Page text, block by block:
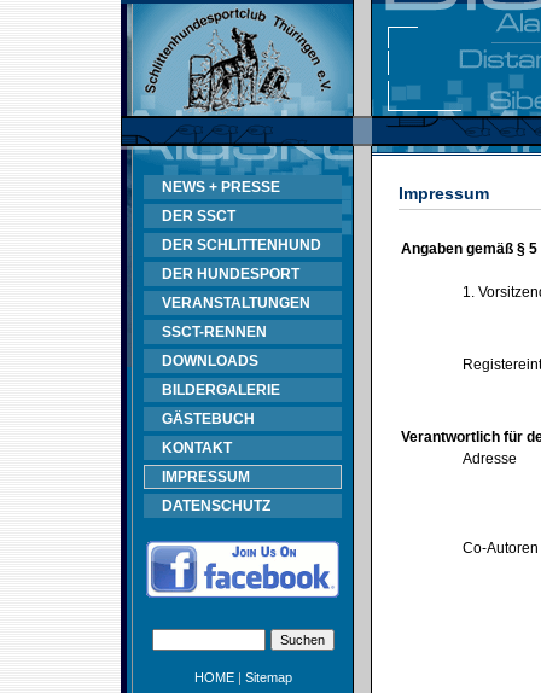
NEWS + PRESSE
DER SSCT
DER SCHLITTENHUND
DER HUNDESPORT
VERANSTALTUNGEN
SSCT-RENNEN
DOWNLOADS
BILDERGALERIE
GÄSTEBUCH
KONTAKT
IMPRESSUM
DATENSCHUTZ
HOME| Sitemap
Impressum
Angaben gemäß § 5
1.
Verantwortlich für
Adresse
Co-Autoren